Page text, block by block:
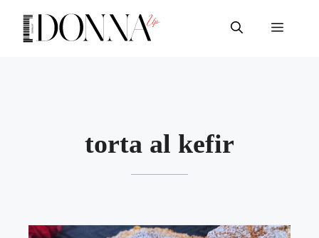
contenuto
Menu
torta al kefir